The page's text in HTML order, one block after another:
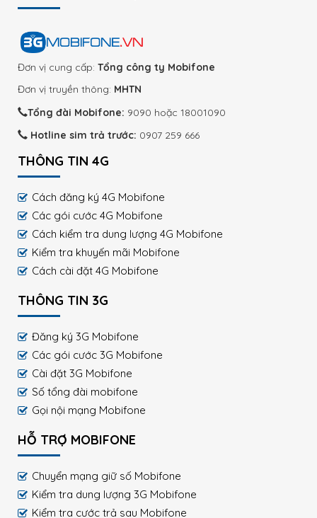
Đơn vị cung cấp: Tổng công ty Mobifone
Đơn vị truyền thông: MHTN
Tổng đài Mobifone: 9090 hoặc 18001090
Hotline sim trả trước: 0907 259 666
THÔNG TIN 4G
Cách đăng ký 4G Mobifone
Các gói cước 4G Mobifone
Cách kiểm tra dung lượng 4G Mobifone
Kiểm tra khuyến mãi Mobifone
Cách cài đặt 4G Mobifone
THÔNG TIN 3G
Đăng ký 3G Mobifone
Các gói cước 3G Mobifone
Cài đặt 3G Mobifone
Số tổng đài mobifone
Gọi nội mạng Mobifone
HỖ TRỢ MOBIFONE
Chuyển mạng giữ số Mobifone
Kiểm tra dung lượng 3G Mobifone
Kiểm tra cước trả sau Mobifone